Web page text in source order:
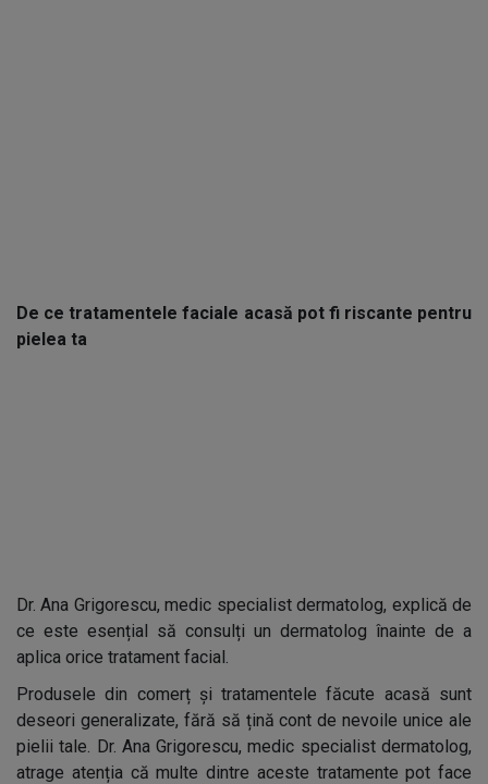
De ce tratamentele faciale acasă pot fi riscante pentru
pielea ta
Dr. Ana Grigorescu, medic specialist dermatolog, explică de
ce este esențial să consulți un dermatolog înainte de a
aplica orice tratament facial.
Produsele din comerț și tratamentele făcute acasă sunt
deseori generalizate, fără să țină cont de nevoile unice ale
pielii tale. Dr. Ana Grigorescu, medic specialist dermatolog,
atrage atenția că multe dintre aceste tratamente pot face